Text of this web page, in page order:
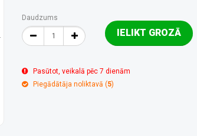
Daudzums
IELIKT GROZĀ
Pasūtot, veikalā pēc 7 dienām
Piegādātāja noliktavā (5)